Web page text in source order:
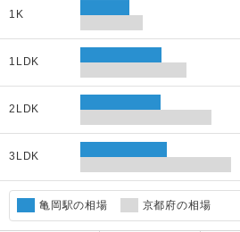
1K
1LDK
2LDK
3LDK
亀岡駅の相場 京都府の相場